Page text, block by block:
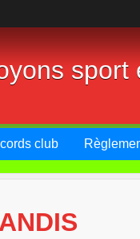
sport
club